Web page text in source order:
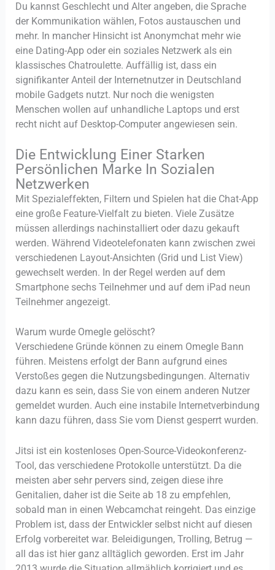
Du kannst Geschlecht und Alter angeben, die Sprache
der Kommunikation wählen, Fotos austauschen und
mehr. In mancher Hinsicht ist Anonymchat mehr wie
eine Dating-App oder ein soziales Netzwerk als ein
klassisches Chatroulette. Auffällig ist, dass ein
signifikanter Anteil der Internetnutzer in Deutschland
mobile Gadgets nutzt. Nur noch die wenigsten
Menschen wollen auf unhandliche Laptops und erst
recht nicht auf Desktop-Computer angewiesen sein.
Die Entwicklung Einer Starken
Persönlichen Marke In Sozialen
Netzwerken
Mit Spezialeffekten, Filtern und Spielen hat die Chat-App
eine große Feature-Vielfalt zu bieten. Viele Zusätze
müssen allerdings nachinstalliert oder dazu gekauft
werden. Während Videotelefonaten kann zwischen zwei
verschiedenen Layout-Ansichten (Grid und List View)
gewechselt werden. In der Regel werden auf dem
Smartphone sechs Teilnehmer und auf dem iPad neun
Teilnehmer angezeigt.
Warum wurde Omegle gelöscht?
Verschiedene Gründe können zu einem Omegle Bann
führen. Meistens erfolgt der Bann aufgrund eines
Verstoßes gegen die Nutzungsbedingungen. Alternativ
dazu kann es sein, dass Sie von einem anderen Nutzer
gemeldet wurden. Auch eine instabile Internetverbindung
kann dazu führen, dass Sie vom Dienst gesperrt wurden.
Jitsi ist ein kostenloses Open-Source-Videokonferenz-
Tool, das verschiedene Protokolle unterstützt. Da die
meisten aber sehr pervers sind, zeigen diese ihre
Genitalien, daher ist die Seite ab 18 zu empfehlen,
sobald man in einen Webcamchat reingeht. Das einzige
Problem ist, dass der Entwickler selbst nicht auf diesen
Erfolg vorbereitet war. Beleidigungen, Trolling, Betrug —
all das ist hier ganz alltäglich geworden. Erst im Jahr